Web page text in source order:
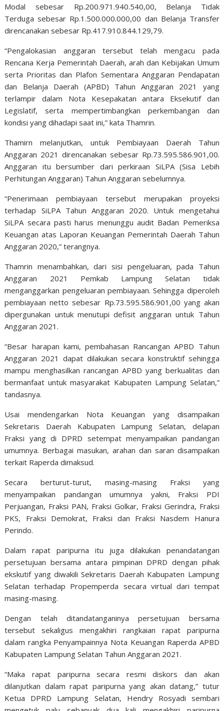
Modal sebesar Rp.200.971.940.540,00, Belanja Tidak
Terduga sebesar Rp.1.500.000.000,00 dan Belanja Transfer
direncanakan sebesar Rp.417.910.844.129,79.
“Pengalokasian anggaran tersebut telah mengacu pada
Rencana Kerja Pemerintah Daerah, arah dan Kebijakan Umum
serta Prioritas dan Plafon Sementara Anggaran Pendapatan
dan Belanja Daerah (APBD) Tahun Anggaran 2021 yang
terlampir dalam Nota Kesepakatan antara Eksekutif dan
Legislatif, serta mempertimbangkan perkembangan dan
kondisi yang dihadapi saat ini,” kata Thamrin.
Thamirn melanjutkan, untuk Pembiayaan Daerah Tahun
Anggaran 2021 direncanakan sebesar Rp.73.595.586.901,00.
Anggaran itu bersumber dari perkiraan SiLPA (Sisa Lebih
Perhitungan Anggaran) Tahun Anggaran sebelumnya.
“Penerimaan pembiayaan tersebut merupakan proyeksi
terhadap SiLPA Tahun Anggaran 2020. Untuk mengetahui
SiLPA secara pasti harus menunggu audit Badan Pemeriksa
Keuangan atas Laporan Keuangan Pemerintah Daerah Tahun
Anggaran 2020,” terangnya.
Thamrin menambahkan, dari sisi pengeluaran, pada Tahun
Anggaran 2021 Pemkab Lampung Selatan tidak
menganggarkan pengeluaran pembiayaan. Sehingga diperoleh
pembiayaan netto sebesar Rp.73.595.586.901,00 yang akan
dipergunakan untuk menutupi defisit anggaran untuk Tahun
Anggaran 2021.
“Besar harapan kami, pembahasan Rancangan APBD Tahun
Anggaran 2021 dapat dilakukan secara konstruktif sehingga
mampu menghasilkan rancangan APBD yang berkualitas dan
bermanfaat untuk masyarakat Kabupaten Lampung Selatan,”
tandasnya.
Usai mendengarkan Nota Keuangan yang disampaikan
Sekretaris Daerah Kabupaten Lampung Selatan, delapan
Fraksi yang di DPRD setempat menyampaikan pandangan
umumnya. Berbagai masukan, arahan dan saran disampaikan
terkait Raperda dimaksud.
Secara berturut-turut, masing-masing Fraksi yang
menyampaikan pandangan umumnya yakni, Fraksi PDI
Perjuangan, Fraksi PAN, Fraksi Golkar, Fraksi Gerindra, Fraksi
PKS, Fraksi Demokrat, Fraksi dan Fraksi Nasdem Hanura
Perindo.
Dalam rapat paripurna itu juga dilakukan penandatangan
persetujuan bersama antara pimpinan DPRD dengan pihak
ekskutif yang diwakili Sekretaris Daerah Kabupaten Lampung
Selatan terhadap Propemperda secara virtual dari tempat
masing-masing.
Dengan telah ditandatanganinya persetujuan bersama
tersebut sekaligus mengakhiri rangkaian rapat paripurna
dalam rangka Penyampainnya Nota Keuangan Raperda APBD
Kabupaten Lampung Selatan Tahun Anggaran 2021.
“Maka rapat paripurna secara resmi diskors dan akan
dilanjutkan dalam rapat paripurna yang akan datang,” tutur
Ketua DPRD Lampung Selatan, Hendry Rosyadi sembari